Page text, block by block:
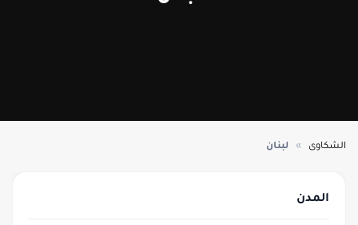
الشكاوى » لبنان
المدن